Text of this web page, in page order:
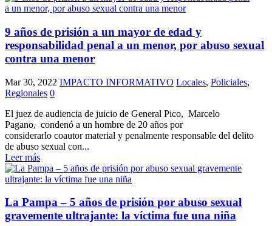
9 años de prisión a un mayor de edad y
responsabilidad penal a un menor, por abuso sexual
contra una menor
Mar 30, 2022 IMPACTO INFORMATIVO Locales, Policiales,
Regionales 0
El juez de audiencia de juicio de General Pico, Marcelo
Pagano, condenó a un hombre de 20 años por
considerarlo coautor material y penalmente responsable del delito
de abuso sexual con...
Leer más
La Pampa – 5 años de prisión por abuso sexual
gravemente ultrajante: la víctima fue una niña